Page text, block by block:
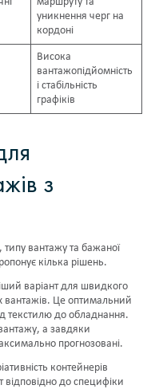
уникнення черг на
кордоні
Висока
вантажопідйомність
і стабільність
графіків
з
вантажу та бажаної
кілька рішень.
варіант для швидкого
вантажів. Це оптимальний
текстилю до обладнання.
а завдяки
прогнозовані.
контейнерів
відповідно до специфіки